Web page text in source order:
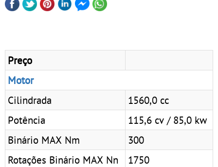
Preço
Motor
Cilindrada
1560,0 cc
Potência
115,6 cv / 85,0 kw
Binário MAX Nm
300
Rotações Binário MAX Nn
1750